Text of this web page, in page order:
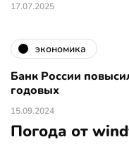
17.07.2025
экономика
Банк России
годовых
15.09.2024
Погода от